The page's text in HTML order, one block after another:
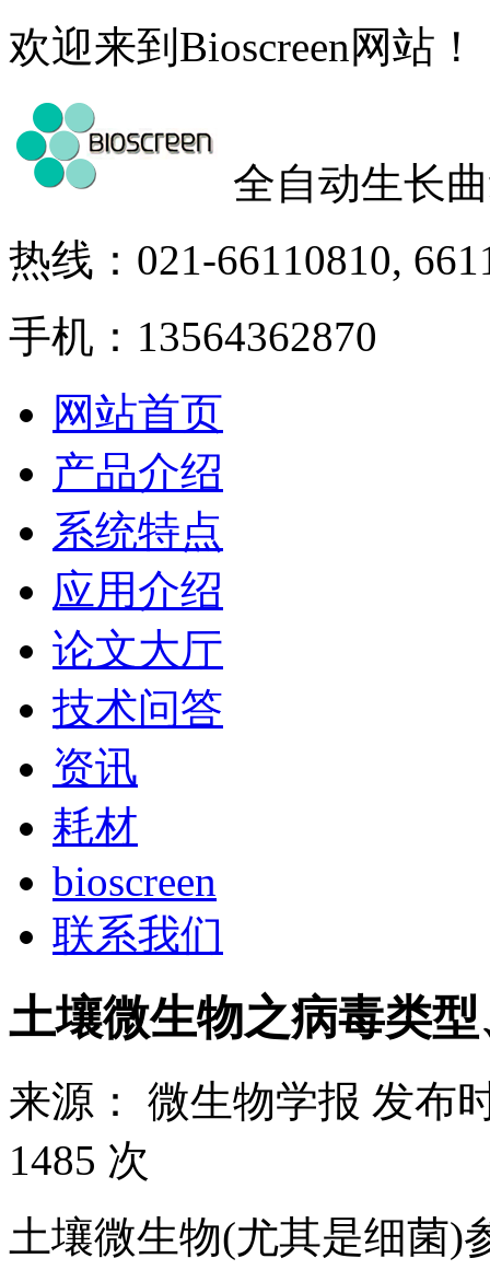
欢迎来到Bioscreen网站！
全自动生长
热线：021-66110810,
手机：13564362870
网站首页
产品介绍
系统特点
应用介绍
论文大厅
技术问答
资讯
耗材
bioscreen
联系我们
土壤微生物之病毒类
来源： 微生物学报 发布
1485 次
土壤微生物(尤其是细菌)